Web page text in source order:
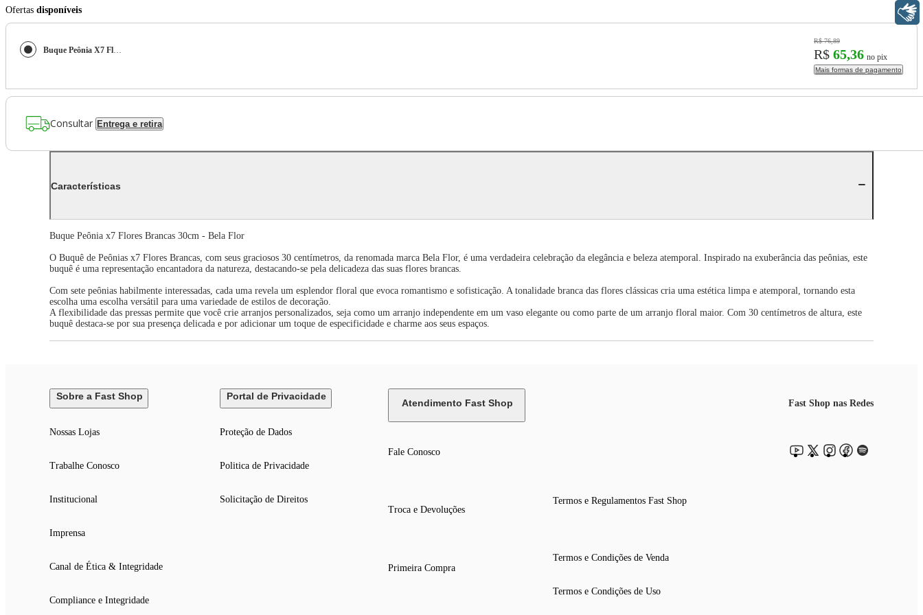
Ofertas disponíveis
Buque Peônia X7 Flores Branca 30Cm - Bela Flor
R$ 76,89
R$ 65,36 no pix
Mais formas de pagamento
Consultar Entrega e retira
Características
Buque Peônia x7 Flores Brancas 30cm - Bela Flor
O Buquê de Peônias x7 Flores Brancas, com seus graciosos 30 centímetros, da renomada marca Bela Flor, é uma verdadeira celebração da elegância e beleza atemporal. Inspirado na exuberância das peônias, este
buquê é uma representação encantadora da natureza, destacando-se pela delicadeza das suas flores brancas.
Com sete peônias habilmente interessadas, cada uma revela um esplendor floral que evoca romantismo e sofisticação. A tonalidade branca das flores clássicas cria uma estética limpa e atemporal, tornando esta
escolha uma escolha versátil para uma variedade de estilos de decoração.
A flexibilidade das pressas permite que você crie arranjos personalizados, seja como um arranjo independente em um vaso elegante ou como parte de um arranjo floral maior. Com 30 centímetros de altura, este
buquê destaca-se por sua presença delicada e por adicionar um toque de especificidade e charme aos seus espaços.
Sobre a Fast Shop
Nossas Lojas
Trabalhe Conosco
Institucional
Imprensa
Canal de Ética & Integridade
Compliance e Integridade
Portal de Privacidade
Proteção de Dados
Politica de Privacidade
Solicitação de Direitos
Atendimento Fast Shop
Fale Conosco
Troca e Devoluções
Primeira Compra
Termos e Regulamentos Fast Shop
Termos e Condições de Venda
Termos e Condições de Uso
Fast Shop nas Redes